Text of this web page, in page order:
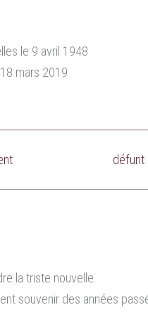
le 9 avril 1948
mars 2019
défunt
la triste nouvelle.
souvenir des années